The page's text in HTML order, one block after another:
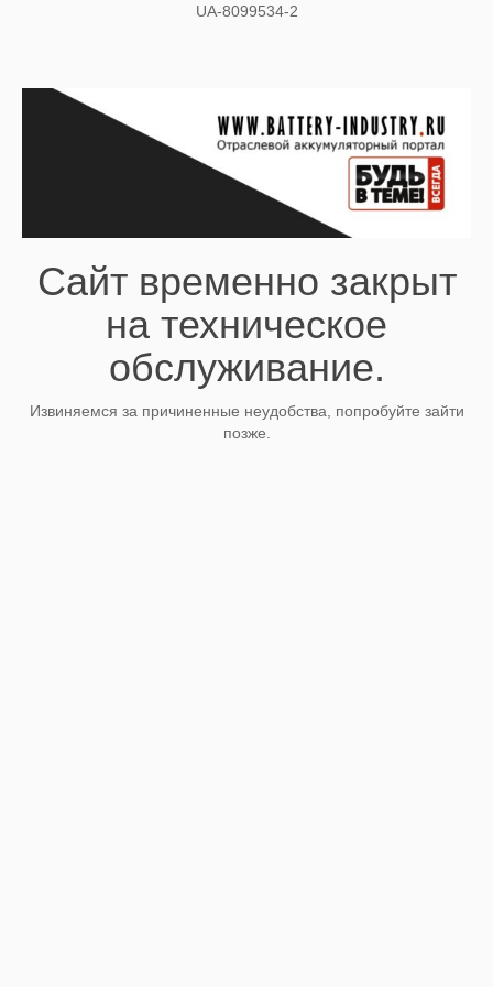
UA-8099534-2
Сайт временно закрыт
на техническое
обслуживание.
Извиняемся за причиненные неудобства, попробуйте зайти
позже.